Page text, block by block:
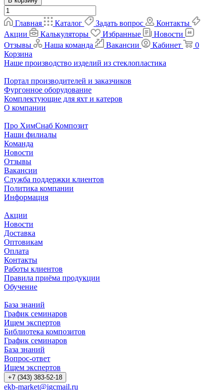
Главная Каталог Задать вопрос
Контакты
Акции
Калькуляторы Избранные
Новости
Отзывы
Наша команда Вакансии Кабинет
0
Корзина
Наше производство изделий из стеклопластика
Портал производителей и заказчиков
Фургонное оборудование
Комплектующие для яхт и катеров
О компании
Про ХимСнаб Композит
Наши филиалы
Команда
Новости
Отзывы
Вакансии
Служба поддержки клиентов
Политика компании
Информация
Акции
Новости
Доставка
Оптовикам
Оплата
Контакты
Работы клиентов
Правила приёма продукции
Обучение
База знаний
График семинаров
Ищем экспертов
Библиотека композитов
График семинаров
База знаний
Вопрос-ответ
Ищем экспертов
+7 (343) 383-52-18
ekb-market@igcmail.ru